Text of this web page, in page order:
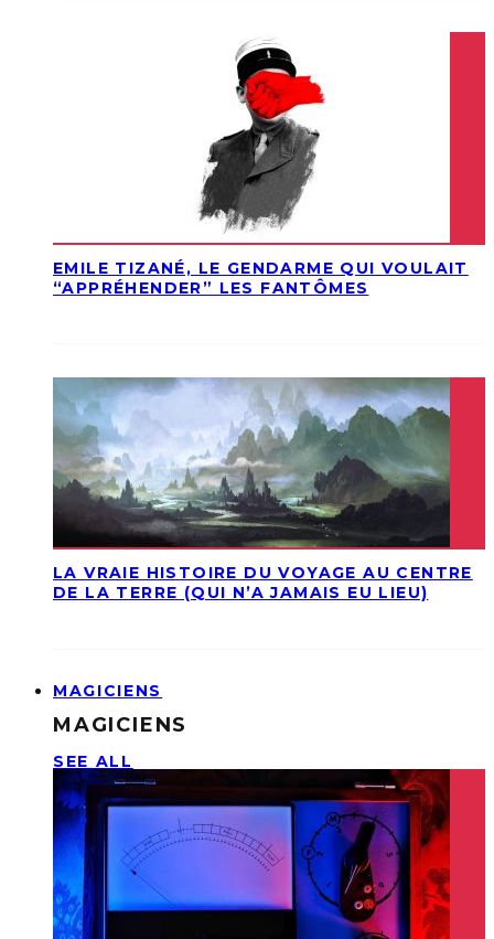
EMILE TIZANÉ, LE GENDARME QUI VOULAIT
“APPRÉHENDER” LES FANTÔMES
LA VRAIE HISTOIRE DU VOYAGE AU CENTRE
DE LA TERRE (QUI N’A JAMAIS EU LIEU)
MAGICIENS
MAGICIENS
SEE ALL